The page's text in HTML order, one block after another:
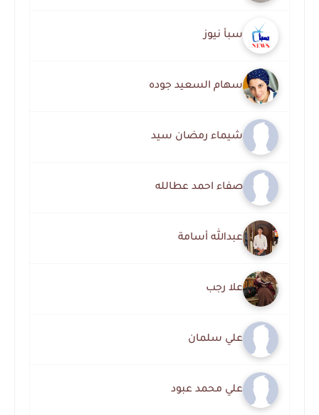
سبأ نيوز
سهام السعيد جوده
شيماء رمضان سيد
صفاء احمد عطالله
عبدالله أسامة
علا رجب
علي سلمان
علي محمد عبود